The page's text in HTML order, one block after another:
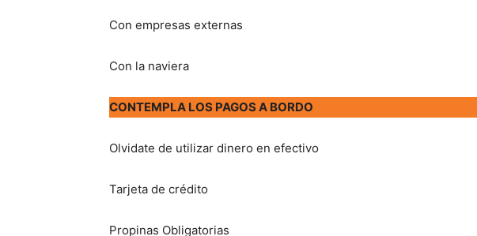
Con empresas externas
Con la naviera
CONTEMPLA LOS PAGOS A BORDO
Olvidate de utilizar dinero en efectivo
Tarjeta de crédito
Propinas Obligatorias